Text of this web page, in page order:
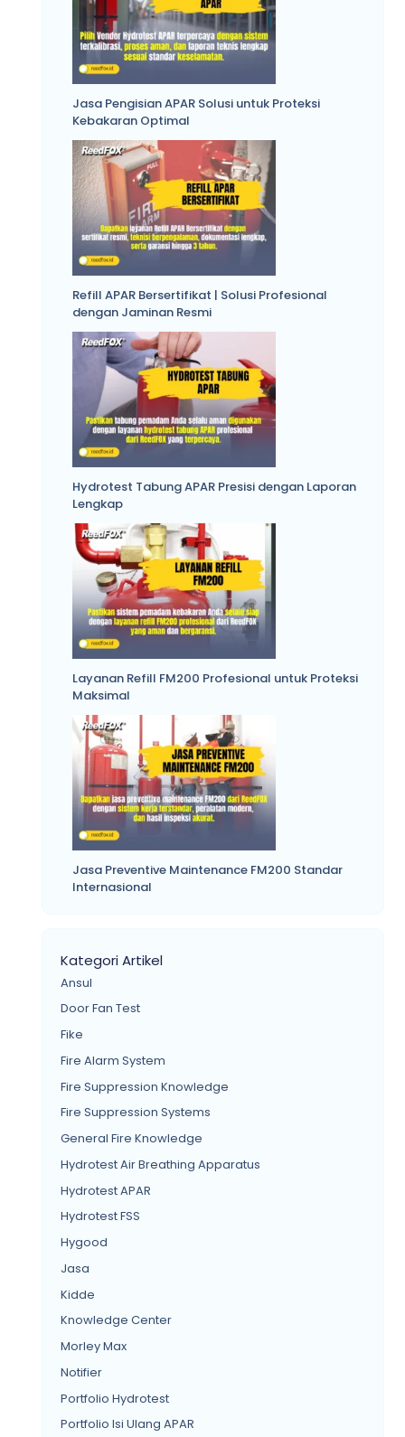
Jasa Pengisian APAR Solusi untuk Proteksi
Kebakaran Optimal
Refill APAR Bersertifikat | Solusi Profesional
dengan Jaminan Resmi
Hydrotest Tabung APAR Presisi dengan Laporan
Lengkap
Layanan Refill FM200 Profesional untuk Proteksi
Maksimal
Jasa Preventive Maintenance FM200 Standar
Internasional
Kategori Artikel
Ansul
Door Fan Test
Fike
Fire Alarm System
Fire Suppression Knowledge
Fire Suppression Systems
General Fire Knowledge
Hydrotest Air Breathing Apparatus
Hydrotest APAR
Hydrotest FSS
Hygood
Jasa
Kidde
Knowledge Center
Morley Max
Notifier
Portfolio Hydrotest
Portfolio Isi Ulang APAR